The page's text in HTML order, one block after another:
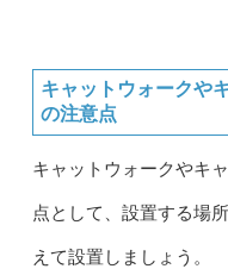
キャットウォークや
の注意点
キャットウォークやキ
点として、設置する場
えて設置しましょう。